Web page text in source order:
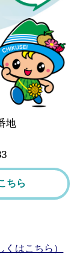
筑西市
地
ちら
くはこちら）